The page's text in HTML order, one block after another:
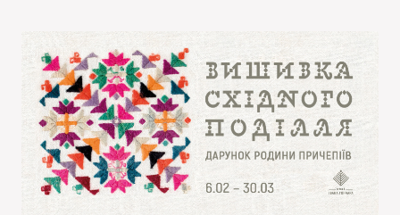
ПОСЛУГИ
FAQ
ОНЛАЙН-КРАМНИЦЯ
ПІДТРИМАТИ